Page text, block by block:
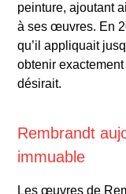
peinture, ajoutant
à ses œuvres. En
qu’il appliquait
obtenir exactement
désirait.
Rembrandt
immuable
Les œuvres de